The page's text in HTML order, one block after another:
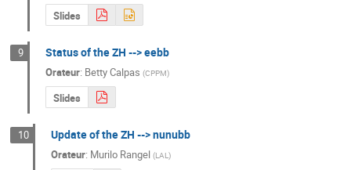
Slides
9 Status of the ZH --> eebb
Orateur: Betty Calpas (CPPM)
Slides
10 Update of the ZH --> nunubb
Orateur: Murilo Rangel (LAL )